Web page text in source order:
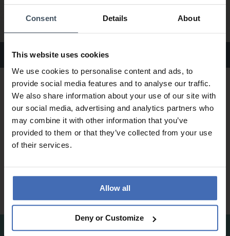
Consent Details About
This website uses cookies
We use cookies to personalise content and ads, to
provide social media features and to analyse our traffic.
We also share information about your use of our site with
our social media, advertising and analytics partners who
may combine it with other information that you’ve
provided to them or that they’ve collected from your use
of their services.
Allow all
Deny or Customize
Boucles d'oreilles Xenox
Bagues Xenox